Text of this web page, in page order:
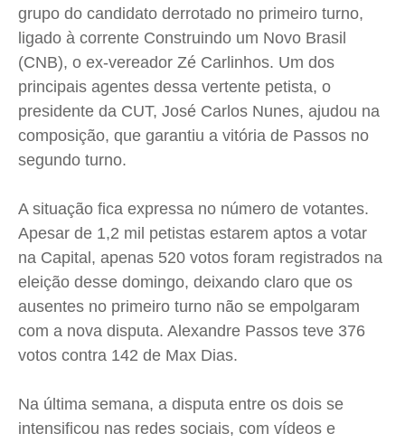
grupo do candidato derrotado no primeiro turno,
ligado à corrente Construindo um Novo Brasil
(CNB), o ex-vereador Zé Carlinhos. Um dos
principais agentes dessa vertente petista, o
presidente da CUT, José Carlos Nunes, ajudou na
composição, que garantiu a vitória de Passos no
segundo turno.
A situação fica expressa no número de votantes.
Apesar de 1,2 mil petistas estarem aptos a votar
na Capital, apenas 520 votos foram registrados na
eleição desse domingo, deixando claro que os
ausentes no primeiro turno não se empolgaram
com a nova disputa. Alexandre Passos teve 376
votos contra 142 de Max Dias.
Na última semana, a disputa entre os dois se
intensificou nas redes sociais, com vídeos e